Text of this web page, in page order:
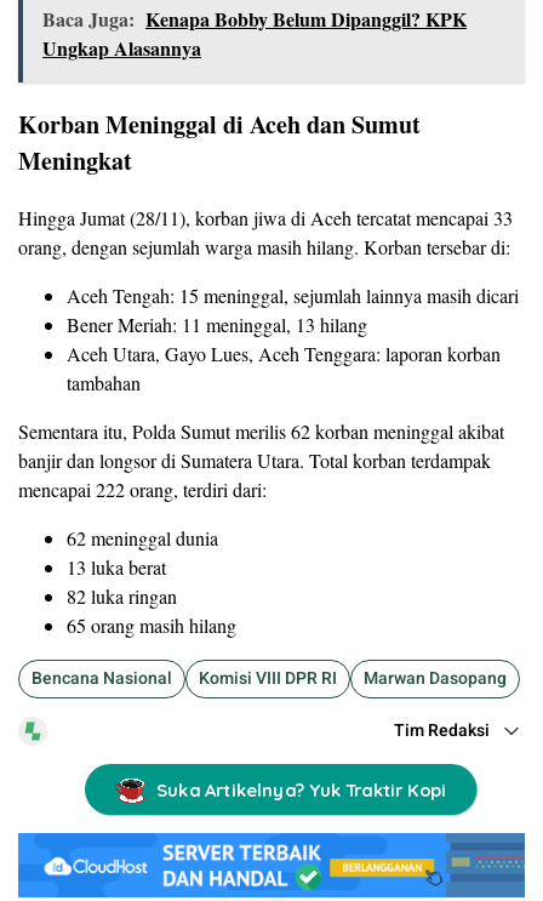
Baca Juga: Kenapa Bobby Belum Dipanggil? KPK
Ungkap Alasannya
Korban Meninggal di Aceh dan Sumut
Meningkat
Hingga Jumat (28/11), korban jiwa di Aceh tercatat mencapai 33
orang, dengan sejumlah warga masih hilang. Korban tersebar di:
Aceh Tengah: 15 meninggal, sejumlah lainnya masih dicari
Bener Meriah: 11 meninggal, 13 hilang
Aceh Utara, Gayo Lues, Aceh Tenggara: laporan korban
tambahan
Sementara itu, Polda Sumut merilis 62 korban meninggal akibat
banjir dan longsor di Sumatera Utara. Total korban terdampak
mencapai 222 orang, terdiri dari:
62 meninggal dunia
13 luka berat
82 luka ringan
65 orang masih hilang
Bencana Nasional Komisi VIII DPR RI Marwan Dasopang
Tim Redaksi
Suka Artikelnya? Yuk Traktir Kopi